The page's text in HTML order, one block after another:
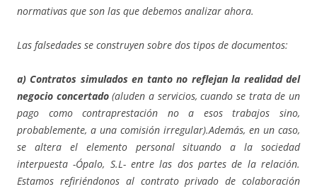
normativas que son las que debemos analizar ahora.
Las falsedades se construyen sobre dos tipos de documentos:
a) Contratos simulados en tanto no reflejan la realidad del
negocio concertado(aluden a servicios, cuando se trata de un
pago como contraprestación no a esos trabajos sino,
probablemente, a una comisión irregular).Además, en un caso,
se altera el elemento personal situando a la sociedad
interpuesta -Ópalo, S.L- entre las dos partes de la relación.
Estamos refiriéndonos al contrato privado de colaboración